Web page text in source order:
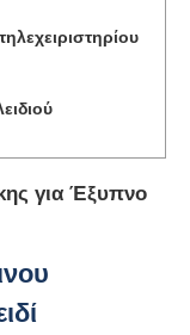
για Έξυπνο